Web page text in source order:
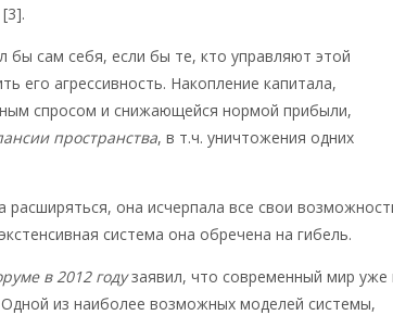
бы сам себя, если бы те, кто управляют этой
его агрессивность. Накопление капитала,
спросом и снижающейся нормой прибыли,
пространства, в т.ч. уничтожения одних
расширяться, она исчерпала все свои
система она обречена на гибель.
в 2012 годузаявил, что современный мир уже
из наиболее возможных моделей системы,